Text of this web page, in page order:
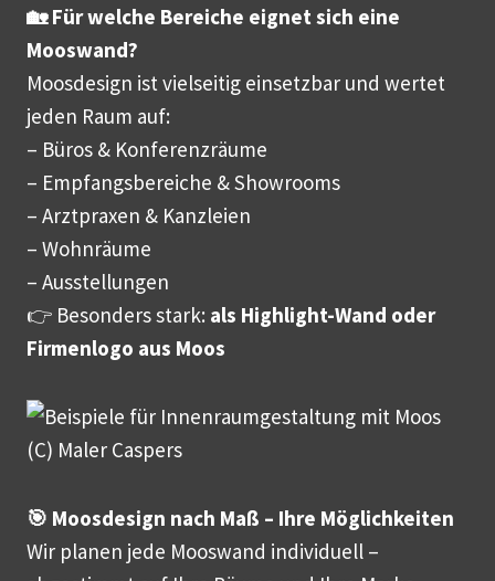
🏡 Für welche Bereiche eignet sich eine
Mooswand?
Moosdesign ist vielseitig einsetzbar und wertet
jeden Raum auf:
– Büros & Konferenzräume
– Empfangsbereiche & Showrooms
– Arztpraxen & Kanzleien
– Wohnräume
– Ausstellungen
👉 Besonders stark: als Highlight-Wand oder
Firmenlogo aus Moos
🎯 Moosdesign nach Maß – Ihre Möglichkeiten
Wir planen jede Mooswand individuell –